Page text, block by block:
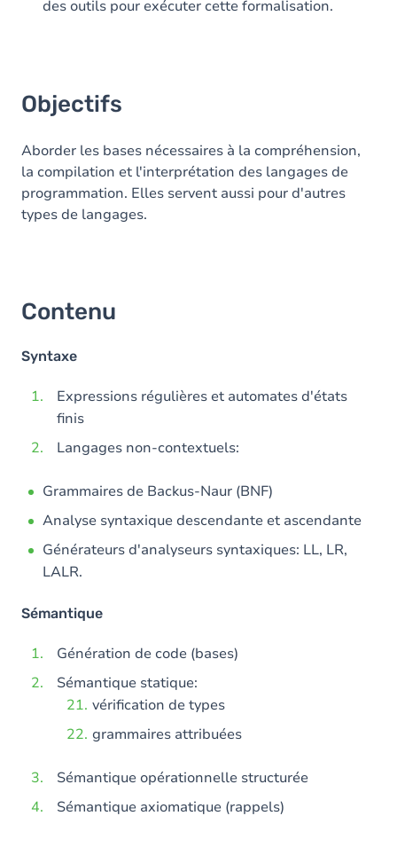
des outils pour exécuter cette formalisation.
Objectifs
Aborder les bases nécessaires à la compréhension,
la compilation et l'interprétation des langages de
programmation. Elles servent aussi pour d'autres
types de langages.
Contenu
Syntaxe
Expressions régulières et automates d'états
finis
Langages non-contextuels:
Grammaires de Backus-Naur (BNF)
Analyse syntaxique descendante et ascendante
Générateurs d'analyseurs syntaxiques: LL, LR,
LALR.
Sémantique
Génération de code (bases)
Sémantique statique:
vérification de types
grammaires attribuées
Sémantique opérationnelle structurée
Sémantique axiomatique (rappels)